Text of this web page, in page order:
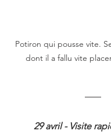
Potiron qui pousse vite.
dont il a fallu vite
29 avril - Visite